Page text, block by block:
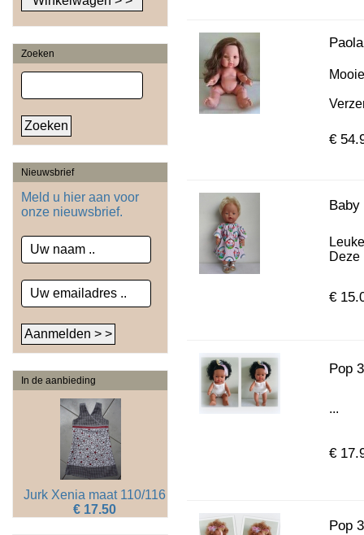
Zoeken
Nieuwsbrief
Meld u hier aan voor
onze nieuwsbrief.
In de aanbieding
Jurk Xenia maat 110/116
€ 17.50
€
Deze
€
Pop
...
€
Pop